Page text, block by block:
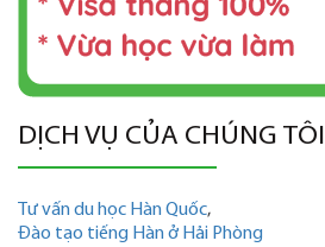
DỊCH VỤ CỦA CHÚNG TÔI
Tư vấn du học Hàn Quốc,
Đào tạo tiếng Hàn ở Hải Phòng